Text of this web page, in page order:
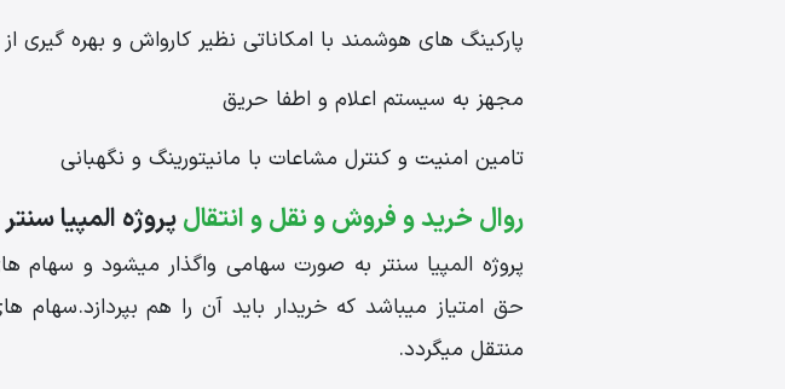
پارکینگ های هوشمند با امکاناتی نظیر کارواش و بهره گیری
مجهز به سیستم اعلام و اطفا حریق
تامین امنیت و کنترل مشاعات با مانیتورینگ و نگهبانی
روال خرید و فروش و نقل و انتقالپروژه المپیا سنتر
حق امتیاز میباشد که خریدار باید آن را هم
منتقل میگردد.